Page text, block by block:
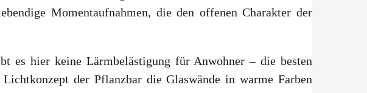
Momentaufnahmen, die den offenen Charakter der
es hier keine Lärmbelästigung für Anwohner – die besten
der Pflanzbar die Glaswände in warme Farben